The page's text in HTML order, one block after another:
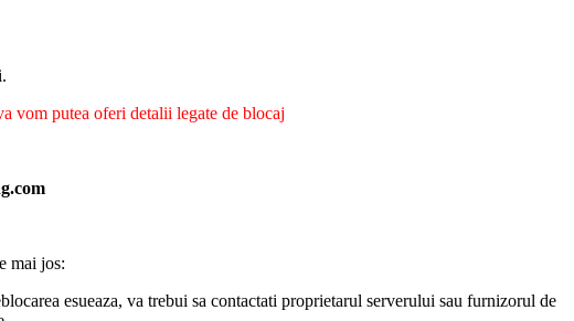
vom putea oferi detalii legate de blocaj
mai jos:
esueaza, va trebui sa contactati proprietarul serverului sau furnizorul de